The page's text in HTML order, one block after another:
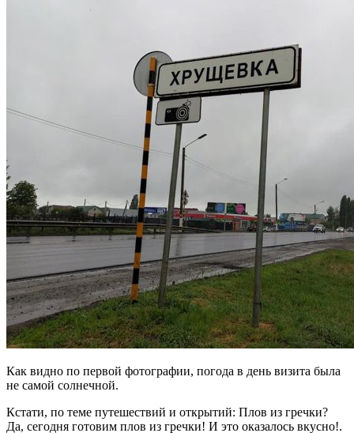
Как видно по первой фотографии, погода в день визита была
не самой солнечной.
Кстати, по теме путешествий и открытий: Плов из гречки?
Да, сегодня готовим плов из гречки! И это оказалось вкусно!.